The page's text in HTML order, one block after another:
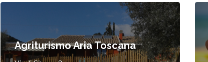
Agriturismo Aria Toscana